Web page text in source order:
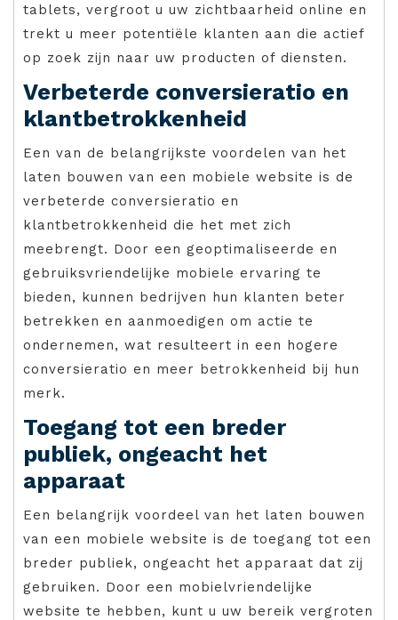
tablets, vergroot u uw zichtbaarheid online en
trekt u meer potentiële klanten aan die actief
op zoek zijn naar uw producten of diensten.
Verbeterde conversieratio en
klantbetrokkenheid
Een van de belangrijkste voordelen van het
laten bouwen van een mobiele website is de
verbeterde conversieratio en
klantbetrokkenheid die het met zich
meebrengt. Door een geoptimaliseerde en
gebruiksvriendelijke mobiele ervaring te
bieden, kunnen bedrijven hun klanten beter
betrekken en aanmoedigen om actie te
ondernemen, wat resulteert in een hogere
conversieratio en meer betrokkenheid bij hun
merk.
Toegang tot een breder
publiek, ongeacht het
apparaat
Een belangrijk voordeel van het laten bouwen
van een mobiele website is de toegang tot een
breder publiek, ongeacht het apparaat dat zij
gebruiken. Door een mobielvriendelijke
website te hebben, kunt u uw bereik vergroten